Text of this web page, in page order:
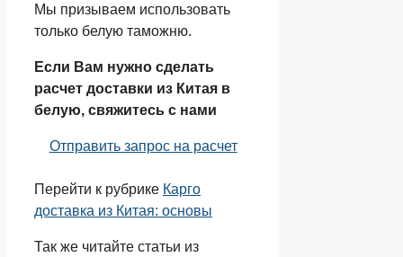
Мы призываем использовать
только белую таможню.
Если Вам нужно сделать
расчет доставки из Китая в
белую, свяжитесь с нами
Отправить запрос на расчет
Перейти к рубрике Карго
доставка из Китая: основы
Так же читайте статьи из